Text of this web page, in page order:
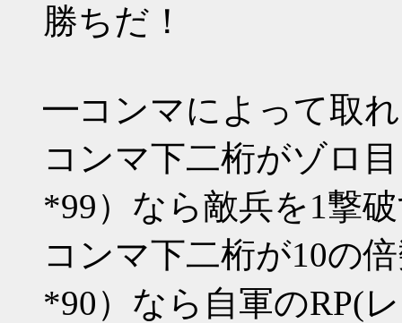
勝ちだ！
━コンマによって取
コンマ下二桁がゾロ
*99）なら敵兵を1撃
コンマ下二桁が10の
*90）なら自軍のRP(